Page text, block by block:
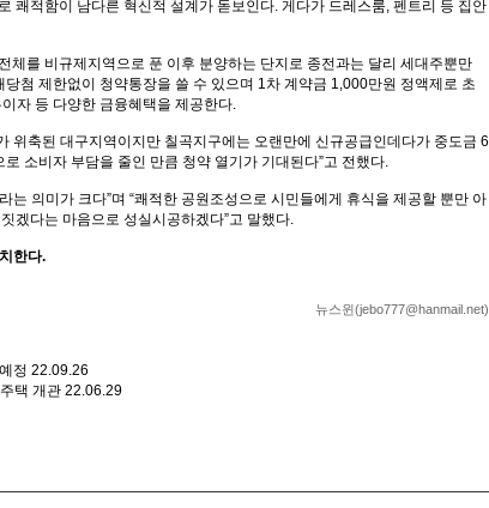
쾌적함이 남다른 혁신적 설계가 돋보인다. 게다가 드레스룸, 펜트리 등 집안
체를 비규제지역으로 푼 이후 분양하는 단지로 종전과는 달리 세대주뿐만
첨 제한없이 청약통장을 쓸 수 있으며 1차 계약금 1,000만원 정액제로 초
자 등 다양한 금융혜택을 제공한다.
위축된 대구지역이지만 칠곡지구에는 오랜만에 신규공급인데다가 중도금 6
소비자 부담을 줄인 만큼 청약 열기가 기대된다”고 전했다.
는 의미가 크다”며 “쾌적한 공원조성으로 시민들에게 휴식을 제공할 뿐만 아
겠다는 마음으로 성실시공하겠다”고 말했다.
한다.
뉴스윈(jebo777@hanmail.net)
정 22.09.26
택 개관 22.06.29